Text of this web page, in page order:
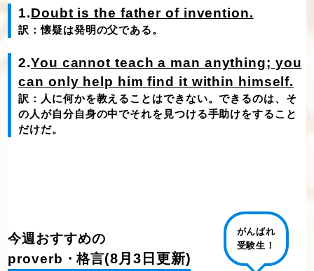
1.Doubt is the father of invention.
訳：懐疑は発明の父である。
2.You cannot teach a man anything; you
can only help him find it within himself.
訳：人に何かを教えることはできない。できるのは、そ
の人が自分自身の中でそれを見つける手助けをすること
だけだ。
今週おすすめの
proverb・格言(8月3日更新)
がんばれ
受験生！